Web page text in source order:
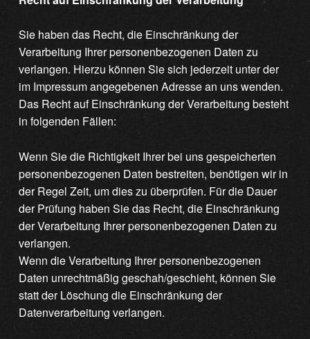
Sie haben das Recht, die Einschränkung der
Verarbeitung Ihrer personenbezogenen Daten zu
verlangen. Hierzu können Sie sich jederzeit unter der
im Impressum angegebenen Adresse an uns wenden.
Das Recht auf Einschränkung der Verarbeitung besteht
in folgenden Fällen:
Wenn Sie die Richtigkeit Ihrer bei uns gespeicherten
personenbezogenen Daten bestreiten, benötigen wir in
der Regel Zeit, um dies zu überprüfen. Für die Dauer
der Prüfung haben Sie das Recht, die Einschränkung
der Verarbeitung Ihrer personenbezogenen Daten zu
verlangen.
Wenn die Verarbeitung Ihrer personenbezogenen
Daten unrechtmäßig geschah/geschieht, können Sie
statt der Löschung die Einschränkung der
Datenverarbeitung verlangen.